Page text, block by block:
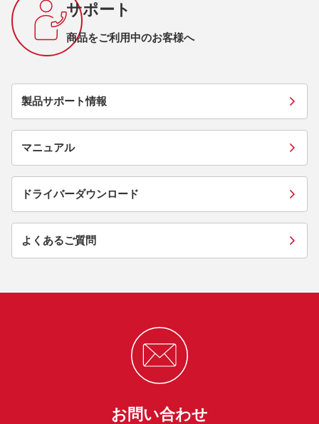
サポート
商品をご利用中のお客様へ
製品サポート情報
マニュアル
ドライバーダウンロード
よくあるご質問
お問い合わせ